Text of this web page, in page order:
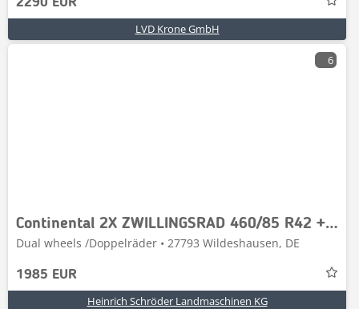
LVD Krone GmbH
6
Continental 2X ZWILLINGSRAD 460/85 R42 + VERSCHLÜSSE
Dual wheels /Doppelräder • 27793 Wildeshausen, DE
1985 EUR
Heinrich Schröder Landmaschinen KG